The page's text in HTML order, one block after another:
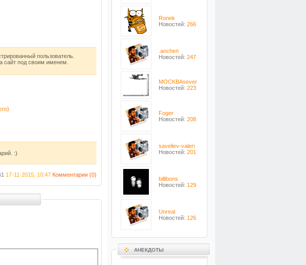
пользователь.
сайт под своим именем.
:)
17-11-2015, 10:47 Комментарии (0)
Ronek
Новостей: 266
.anchen
Новостей: 247
MOCKBAsever
Новостей: 223
Foger
Новостей: 208
saveliev-valeri
Новостей: 201
billibons
Новостей: 129
Unreal
Новостей: 126
АНЕКДОТЫ